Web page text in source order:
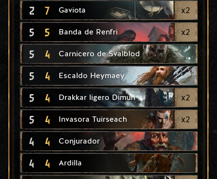
2 7 Gaviota x2
5 5 Banda de Renfri x2
5 4 Carnicero de Svalblod
5 4 Escaldo Heymaey
5 4 Drakkar ligero Dimun x2
5 4 Invasora Tuirseach x2
4 4 Conjurador
4 4 Ardilla